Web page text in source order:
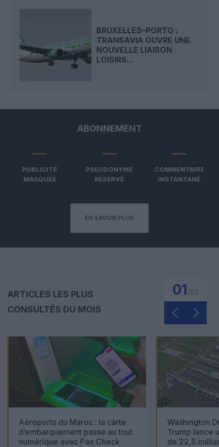
BRUXELLES–PORTO :
TRANSAVIA OUVRE UNE
NOUVELLE LIAISON
LOISIRS...
ABONNEMENT
PUBLICITÉ
MASQUÉE
PSEUDONYME
RÉSERVÉ
COMMENTAIRE
INSTANTANÉ
EN SAVOIR PLUS
ARTICLES LES PLUS
CONSULTÉS DU MOIS
01
Aéroports du Maroc : la carte
d’embarquement passe au tout
numérique avec Pax Check
Washington
Trump lance
de 22,5